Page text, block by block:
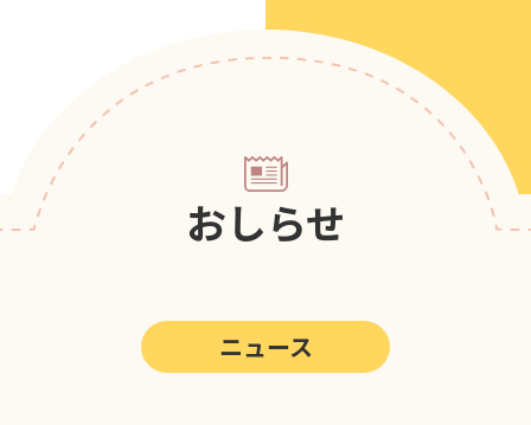
ポップアスリートカップ
おしらせ
ニュース